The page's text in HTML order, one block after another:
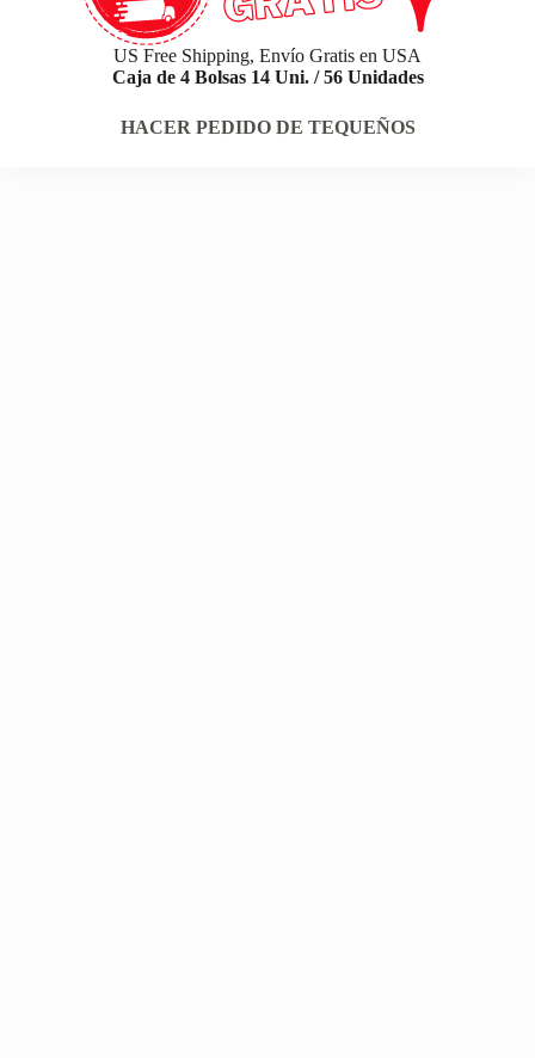
US Free Shipping, Envío Gratis en USA
Caja de 4 Bolsas 14 Uni. / 56 Unidades
HACER PEDIDO DE TEQUEÑOS